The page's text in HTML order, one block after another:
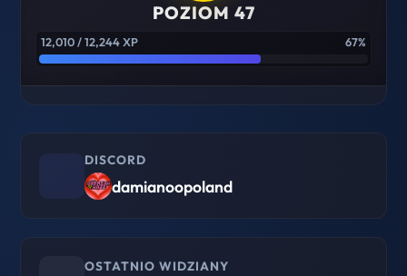
POZIOM 47
12,010 / 12,244 XP 67%
DISCORD
damianoopoland
OSTATNIO WIDZIANY